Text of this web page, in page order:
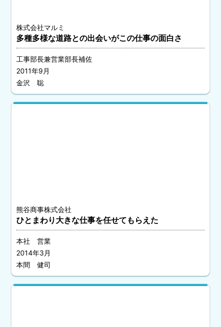
株式会社マルミ
多種多様な道路との出会いがこの仕事の面白さ
工事部長兼営業部長補佐
2011年9月
金沢 聡
熊谷商事株式会社
ひとまわり大きな仕事を任せてもらえた
本社 営業
2014年3月
本間 健司